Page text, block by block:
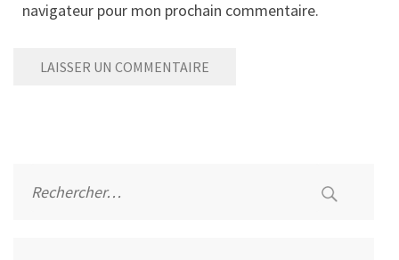
navigateur pour mon prochain commentaire.